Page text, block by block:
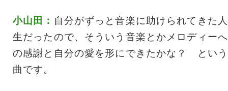
小山田： 自分がずっと音楽に助けられてきた人
生だったので、そういう音楽とかメロディーへ
の感謝と自分の愛を形にできたかな？ という
曲です。